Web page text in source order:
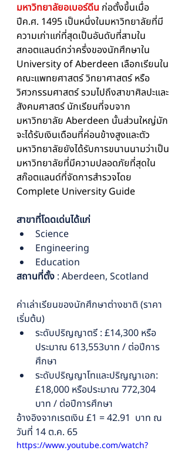
มหาวิทยาลัยอเบอร์ดีน ก่อตั้งขึ้นเมื่อ
ปีค.ศ. 1495 เป็นหนึ่งในมหาวิทยาลัยที่มี
ความเก่าแก่ที่สุดเป็นอันดับที่สามใน
สกอตแลนด์กว่าครึ่งของนักศึกษาใน
University of Aberdeen เลือกเรียนใน
คณะแพทยศาสตร์ วิทยาศาสตร์ หรือ
วิศวกรรมศาสตร์ รวมไปถึงสาขาศิลปะและ
สังคมศาสตร์ นักเรียนที่จบจาก
มหาวิทยาลัย Aberdeen นั้นส่วนใหญ่มัก
จะได้รับเงินเดือนที่ค่อนข้างสูงและตัว
มหาวิทยาลัยยังได้รับการขนานนามว่าเป็น
มหาวิทยาลัยที่มีความปลอดภัยที่สุดใน
สก๊อตแลนด์ที่จัดการสำรวจโดย
Complete University Guide
สาขาที่โดดเด่นได้แก่
Science
Engineering
Education
สถานที่ตั้ง : Aberdeen, Scotland
ค่าเล่าเรียนของนักศึกษาต่างชาติ (ราคา
เริ่มต้น)
ระดับปริญญาตรี : £14,300 หรือ
ประมาณ 613,553บาท / ต่อปีการ
ศึกษา
ระดับปริญญาโทและปริญญาเอก:
£18,000 หรือประมาณ 772,304
บาท / ต่อปีการศึกษา
อ้างอิงจากเรตเงิน £1 = 42.91  บาท ณ
วันที่ 14 ต.ค. 65
https://www.youtube.com/watch?